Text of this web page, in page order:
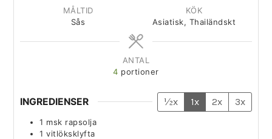
MÅLTID
Sås
KÖK
Asiatisk, Thailändskt
ANTAL
4 portioner
INGREDIENSER ½x 1x 2x 3x
1 msk rapsolja
1 vitlöksklyfta